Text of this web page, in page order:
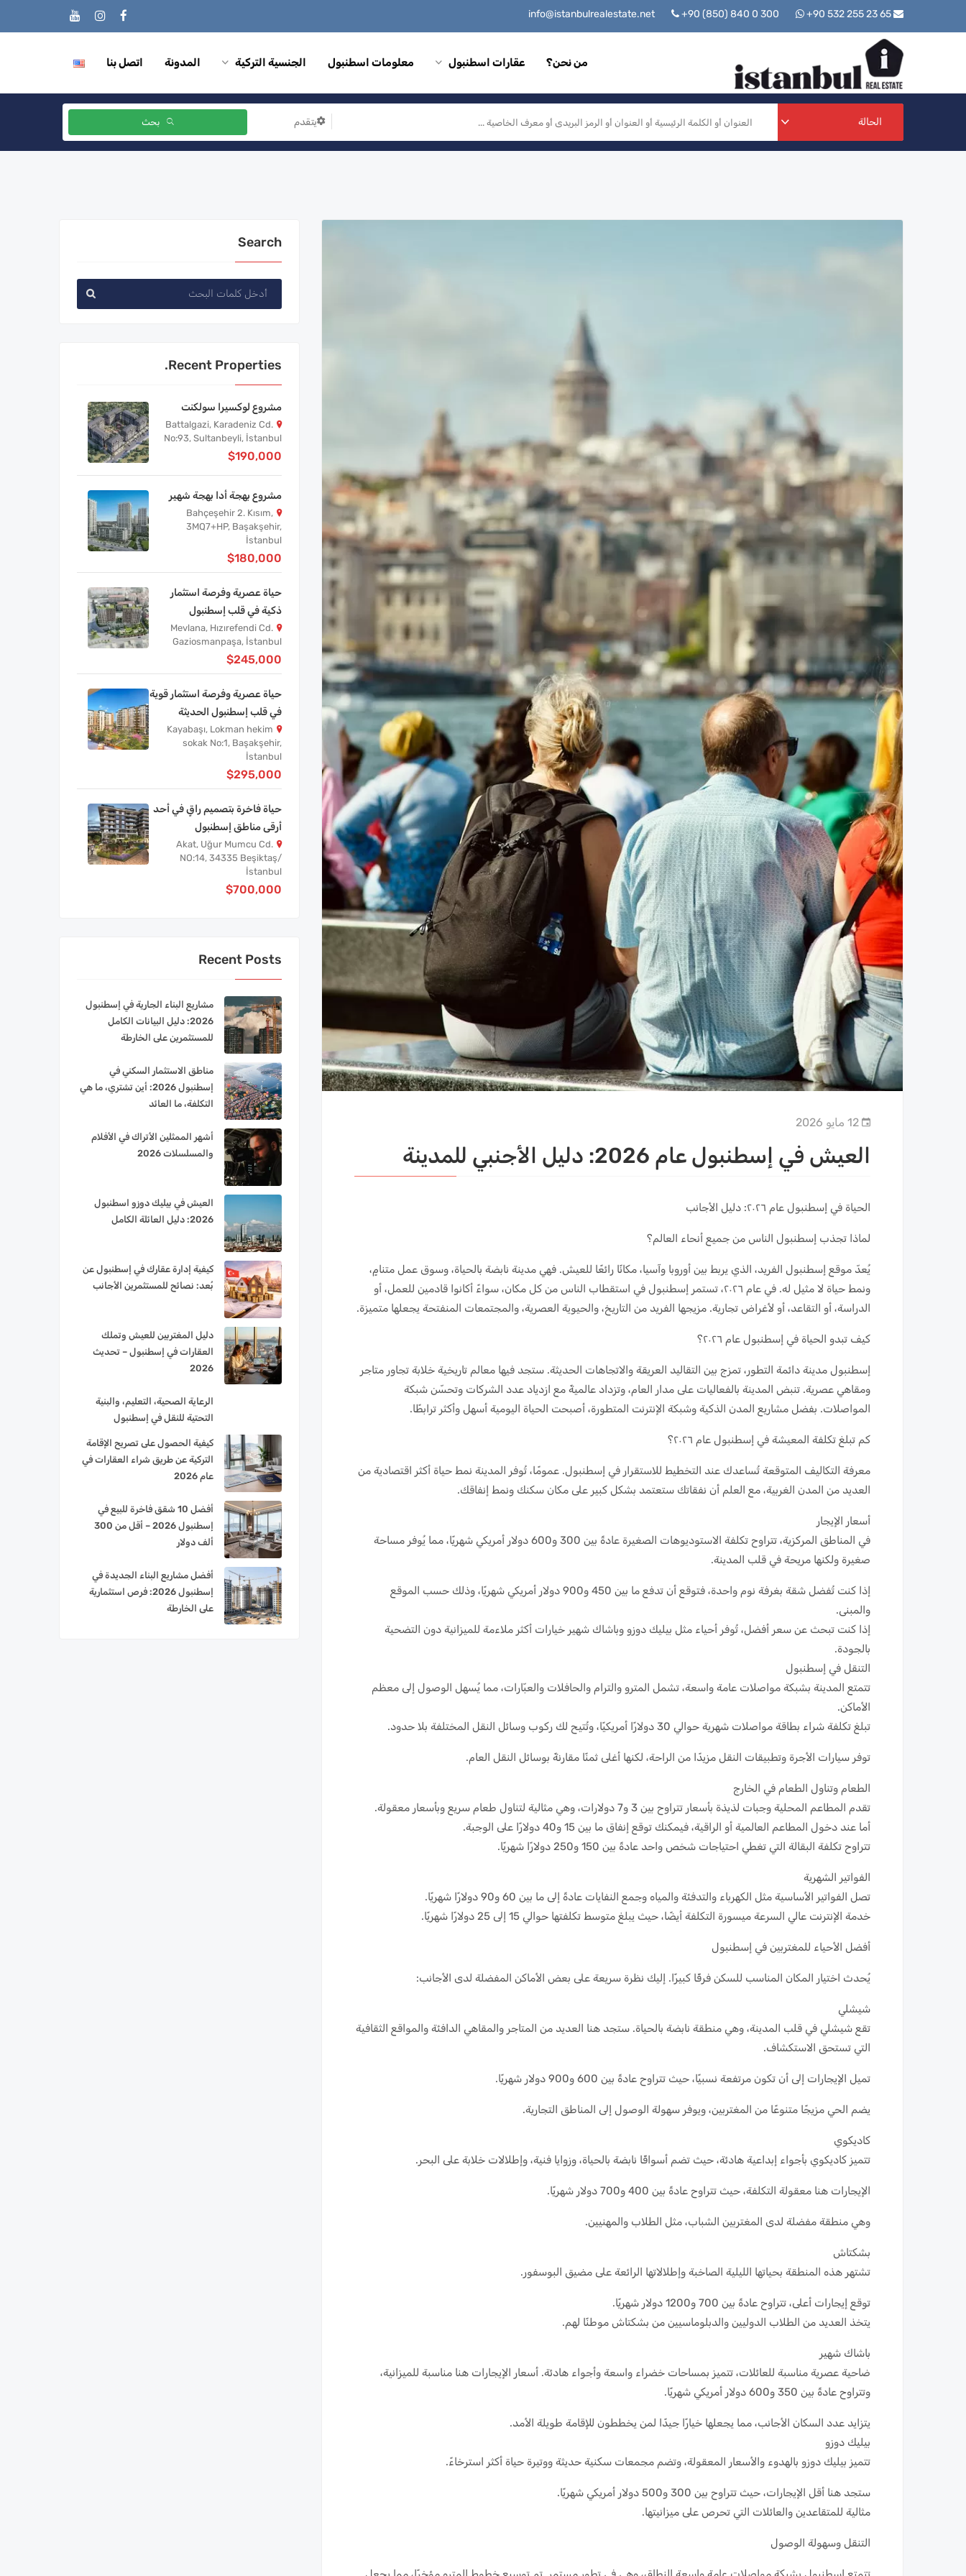
+90 (850) 840 0 300 +90 532 255 23 65
من نحن؟ عقارات اسطنبول معلومات اسطنبول الجنسية التركية المدونة اتصل بنا
الحالة يتقدم بحث
12 مايو 2026
العيش في إسطنبول عام 2026: دليل الأجنبي للمدينة
الحياة في إسطنبول عام ٢٠٢٦: دليل الأجانب
لماذا تجذب إسطنبول الناس من جميع أنحاء العالم؟
يُعدّ موقع إسطنبول الفريد، الذي يربط بين أوروبا وآسيا، مكانًا رائعًا للعيش. فهي مدينة نابضة بالحياة، وسوق عمل متنامٍ،
ونمط حياة لا مثيل له. في عام ٢٠٢٦، تستمر إسطنبول في استقطاب الناس من كل مكان، سواءً أكانوا قادمين للعمل، أو
الدراسة، أو التقاعد، أو لأغراض تجارية. مزيجها الفريد من التاريخ، والحيوية العصرية، والمجتمعات المنفتحة يجعلها متميزة.
كيف تبدو الحياة في إسطنبول عام ٢٠٢٦؟
إسطنبول مدينة دائمة التطور، تمزج بين التقاليد العريقة والاتجاهات الحديثة. ستجد فيها معالم تاريخية خلابة تجاور متاجر
ومقاهي عصرية. تنبض المدينة بالفعاليات على مدار العام، وتزداد عالميةً مع ازدياد عدد الشركات وتحسّن شبكة
المواصلات. بفضل مشاريع المدن الذكية وشبكة الإنترنت المتطورة، أصبحت الحياة اليومية أسهل وأكثر ترابطًا.
كم تبلغ تكلفة المعيشة في إسطنبول عام ٢٠٢٦؟
معرفة التكاليف المتوقعة تُساعدك عند التخطيط للاستقرار في إسطنبول. عمومًا، تُوفر المدينة نمط حياة أكثر اقتصادية من
العديد من المدن الغربية، مع العلم أن نفقاتك ستعتمد بشكل كبير على مكان سكنك ونمط إنفاقك.
أسعار الإيجار
في المناطق المركزية، تتراوح تكلفة الاستوديوهات الصغيرة عادةً بين 300 و600 دولار أمريكي شهريًا، مما يُوفر مساحة
صغيرة ولكنها مريحة في قلب المدينة.
إذا كنت تُفضل شقة بغرفة نوم واحدة، فتوقع أن تدفع ما بين 450 و900 دولار أمريكي شهريًا، وذلك حسب الموقع
والمبنى.
إذا كنت تبحث عن سعر أفضل، تُوفر أحياء مثل بيليك دوزو وباشاك شهير خيارات أكثر ملاءمة للميزانية دون التضحية
بالجودة.
التنقل في إسطنبول
تتمتع المدينة بشبكة مواصلات عامة واسعة، تشمل المترو والترام والحافلات والعبّارات، مما يُسهل الوصول إلى معظم
الأماكن.
تبلغ تكلفة شراء بطاقة مواصلات شهرية حوالي 30 دولارًا أمريكيًا، وتُتيح لك ركوب وسائل النقل المختلفة بلا حدود.
توفر سيارات الأجرة وتطبيقات النقل مزيدًا من الراحة، لكنها أغلى ثمنًا مقارنةً بوسائل النقل العام.
الطعام وتناول الطعام في الخارج
تقدم المطاعم المحلية وجبات لذيذة بأسعار تتراوح بين 3 و7 دولارات، وهي مثالية لتناول طعام سريع وبأسعار معقولة.
أما عند دخول المطاعم العالمية أو الراقية، فيمكنك توقع إنفاق ما بين 15 و40 دولارًا على الوجبة.
تتراوح تكلفة البقالة التي تغطي احتياجات شخص واحد عادةً بين 150 و250 دولارًا شهريًا.
الفواتير الشهرية
تصل الفواتير الأساسية مثل الكهرباء والتدفئة والمياه وجمع النفايات عادةً إلى ما بين 60 و90 دولارًا شهريًا.
خدمة الإنترنت عالي السرعة ميسورة التكلفة أيضًا، حيث يبلغ متوسط ​​تكلفتها حوالي 15 إلى 25 دولارًا شهريًا.
أفضل الأحياء للمغتربين في إسطنبول
يُحدث اختيار المكان المناسب للسكن فرقًا كبيرًا. إليك نظرة سريعة على بعض الأماكن المفضلة لدى الأجانب:
شيشلي
تقع شيشلي في قلب المدينة، وهي منطقة نابضة بالحياة. ستجد هنا العديد من المتاجر والمقاهي الدافئة والمواقع الثقافية
التي تستحق الاستكشاف.
تميل الإيجارات إلى أن تكون مرتفعة نسبيًا، حيث تتراوح عادةً بين 600 و900 دولار شهريًا.
يضم الحي مزيجًا متنوعًا من المغتربين، ويوفر سهولة الوصول إلى المناطق التجارية.
كاديكوي
تتميز كاديكوي بأجواء إبداعية هادئة، حيث تضم أسواقًا نابضة بالحياة، وزوايا فنية، وإطلالات خلابة على البحر.
الإيجارات هنا معقولة التكلفة، حيث تتراوح عادةً بين 400 و700 دولار شهريًا.
وهي منطقة مفضلة لدى المغتربين الشباب، مثل الطلاب والمهنيين.
بشكتاش
تشتهر هذه المنطقة بحياتها الليلية الصاخبة وإطلالاتها الرائعة على مضيق البوسفور.
توقع إيجارات أعلى، تتراوح عادةً بين 700 و1200 دولار شهريًا.
يتخذ العديد من الطلاب الدوليين والدبلوماسيين من بشكتاش موطنًا لهم.
باشاك شهير
ضاحية عصرية مناسبة للعائلات، تتميز بمساحات خضراء واسعة وأجواء هادئة. أسعار الإيجارات هنا مناسبة للميزانية،
وتتراوح عادةً بين 350 و600 دولار أمريكي شهريًا.
يتزايد عدد السكان الأجانب، مما يجعلها خيارًا جيدًا لمن يخططون للإقامة طويلة الأمد.
بيليك دوزو
تتميز بيليك دوزو بالهدوء والأسعار المعقولة، وتضم مجمعات سكنية حديثة ووتيرة حياة أكثر استرخاءً.
ستجد هنا أقل الإيجارات، حيث تتراوح بين 300 و500 دولار أمريكي شهريًا.
مثالية للمتقاعدين والعائلات التي تحرص على ميزانيتها.
التنقل وسهولة الوصول
Search
Recent Properties.
مشروع لوكسيرا سولكنت
Battalgazi, Karadeniz Cd.
No:93, Sultanbeyli, İstanbul
$190,000
مشروع بهجة أدا بهجة شهير
Bahçeşehir 2. Kısım,
3MQ7+HP, Başakşehir,
İstanbul
$180,000
حياة عصرية وفرصة استثمار
ذكية في قلب إسطنبول
Mevlana, Hızırefendi Cd.
Gaziosmanpaşa, İstanbul
$245,000
حياة عصرية وفرصة استثمار قوية
في قلب إسطنبول الحديثة
Kayabaşı, Lokman hekim
sokak No:1, Başakşehir,
İstanbul
$295,000
حياة فاخرة بتصميم راقٍ في أحد
أرقى مناطق إسطنبول
Akat, Uğur Mumcu Cd.
NO:14, 34335 Beşiktaş/
İstanbul
$700,000
Recent Posts
مشاريع البناء الجارية في إسطنبول
2026: دليل البيانات الكامل
للمستثمرين على الخارطة
مناطق الاستثمار السكني في
إسطنبول 2026: أين تشتري، ما هي
التكلفة، ما العائد
أشهر الممثلين الأتراك في الأفلام
والمسلسلات 2026
العيش في بيليك دوزو اسطنبول
2026: دليل العائلة الكامل
كيفية إدارة عقارك في إسطنبول عن
بُعد: نصائح للمستثمرين الأجانب
دليل المغتربين للعيش وتملك
العقارات في إسطنبول – تحديث
2026
الرعاية الصحية، التعليم، والبنية
التحتية للنقل في إسطنبول
كيفية الحصول على تصريح الإقامة
التركية عن طريق شراء العقارات في
عام 2026
أفضل 10 شقق فاخرة للبيع في
إسطنبول 2026 – أقل من 300
ألف دولار
أفضل مشاريع البناء الجديدة في
إسطنبول 2026: فرص استثمارية
على الخارطة